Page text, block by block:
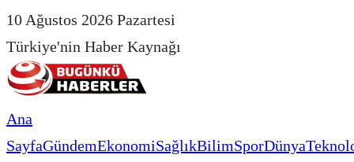
10 Ağustos 2026 Pazartesi
Türkiye'nin Haber Kaynağı
Ana
SayfaGündemEkonomiSağlıkBilimSporDünya